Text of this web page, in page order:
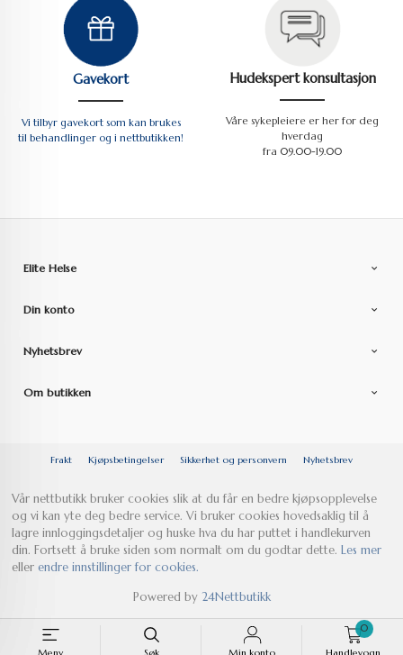
0
Gavekort
Vi tilbyr gavekort som kan brukes
til behandlinger og i nettbutikken!
Hudekspert konsultasjon
Våre sykepleiere er her for deg
hverdag
fra 09.00-19.00
Elite Helse
Din konto
Nyhetsbrev
Om butikken
Frakt Kjøpsbetingelser Sikkerhet og personvern Nyhetsbrev
Vår nettbutikk bruker cookies slik at du får en bedre kjøpsopplevelse
og vi kan yte deg bedre service. Vi bruker cookies hovedsaklig til å
lagre innloggingsdetaljer og huske hva du har puttet i handlekurven
din. Fortsett å bruke siden som normalt om du godtar dette.Les mer
ellerendre innstillinger for cookies.
Powered by 24Nettbutikk